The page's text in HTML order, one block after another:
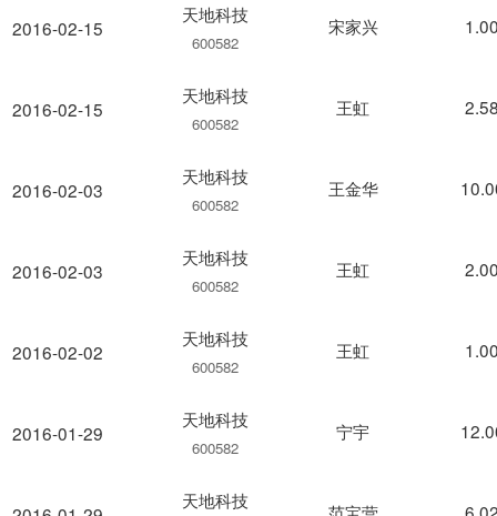
2016-02-15
2016-02-15
2016-02-03
2016-02-03
2016-02-02
2016-01-29
天地科技
600582
宋家兴
天地科技
600582
王虹
天地科技
600582
王金华
天地科技
600582
王虹
天地科技
600582
王虹
天地科技
600582
宁宇
天地科技